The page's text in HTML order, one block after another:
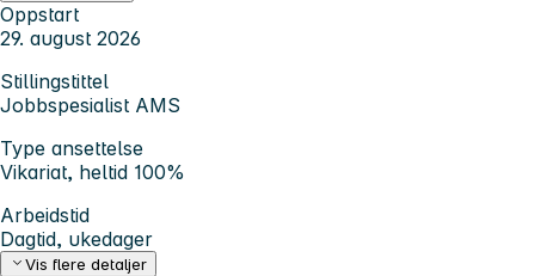
Oppstart
29. august 2026
Stillingstittel
Jobbspesialist AMS
Type ansettelse
Vikariat, heltid 100%
Arbeidstid
Dagtid, ukedager
Vis flere detaljer